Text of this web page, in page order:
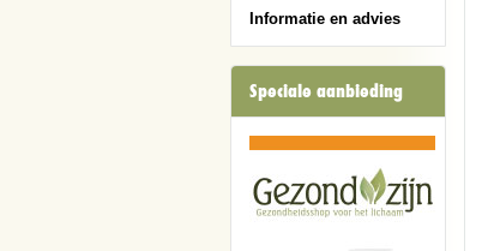
Informatie en advies
Speciale aanbieding